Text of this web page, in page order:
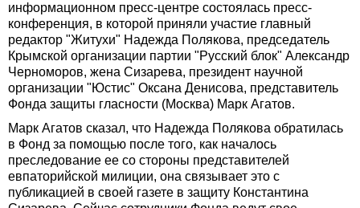
информационном пресс-центре состоялась пресс-
конференция, в которой приняли участие главный
редактор "Житухи" Надежда Полякова, председатель
Крымской организации партии "Русский блок" Александр
Черноморов, жена Сизарева, президент научной
организации "Юстис" Оксана Денисова, представитель
Фонда защиты гласности (Москва) Марк Агатов.
Марк Агатов сказал, что Надежда Полякова обратилась
в Фонд за помощью после того, как началось
преследование ее со стороны представителей
евпаторийской милиции, она связывает это с
публикацией в своей газете в защиту Константина